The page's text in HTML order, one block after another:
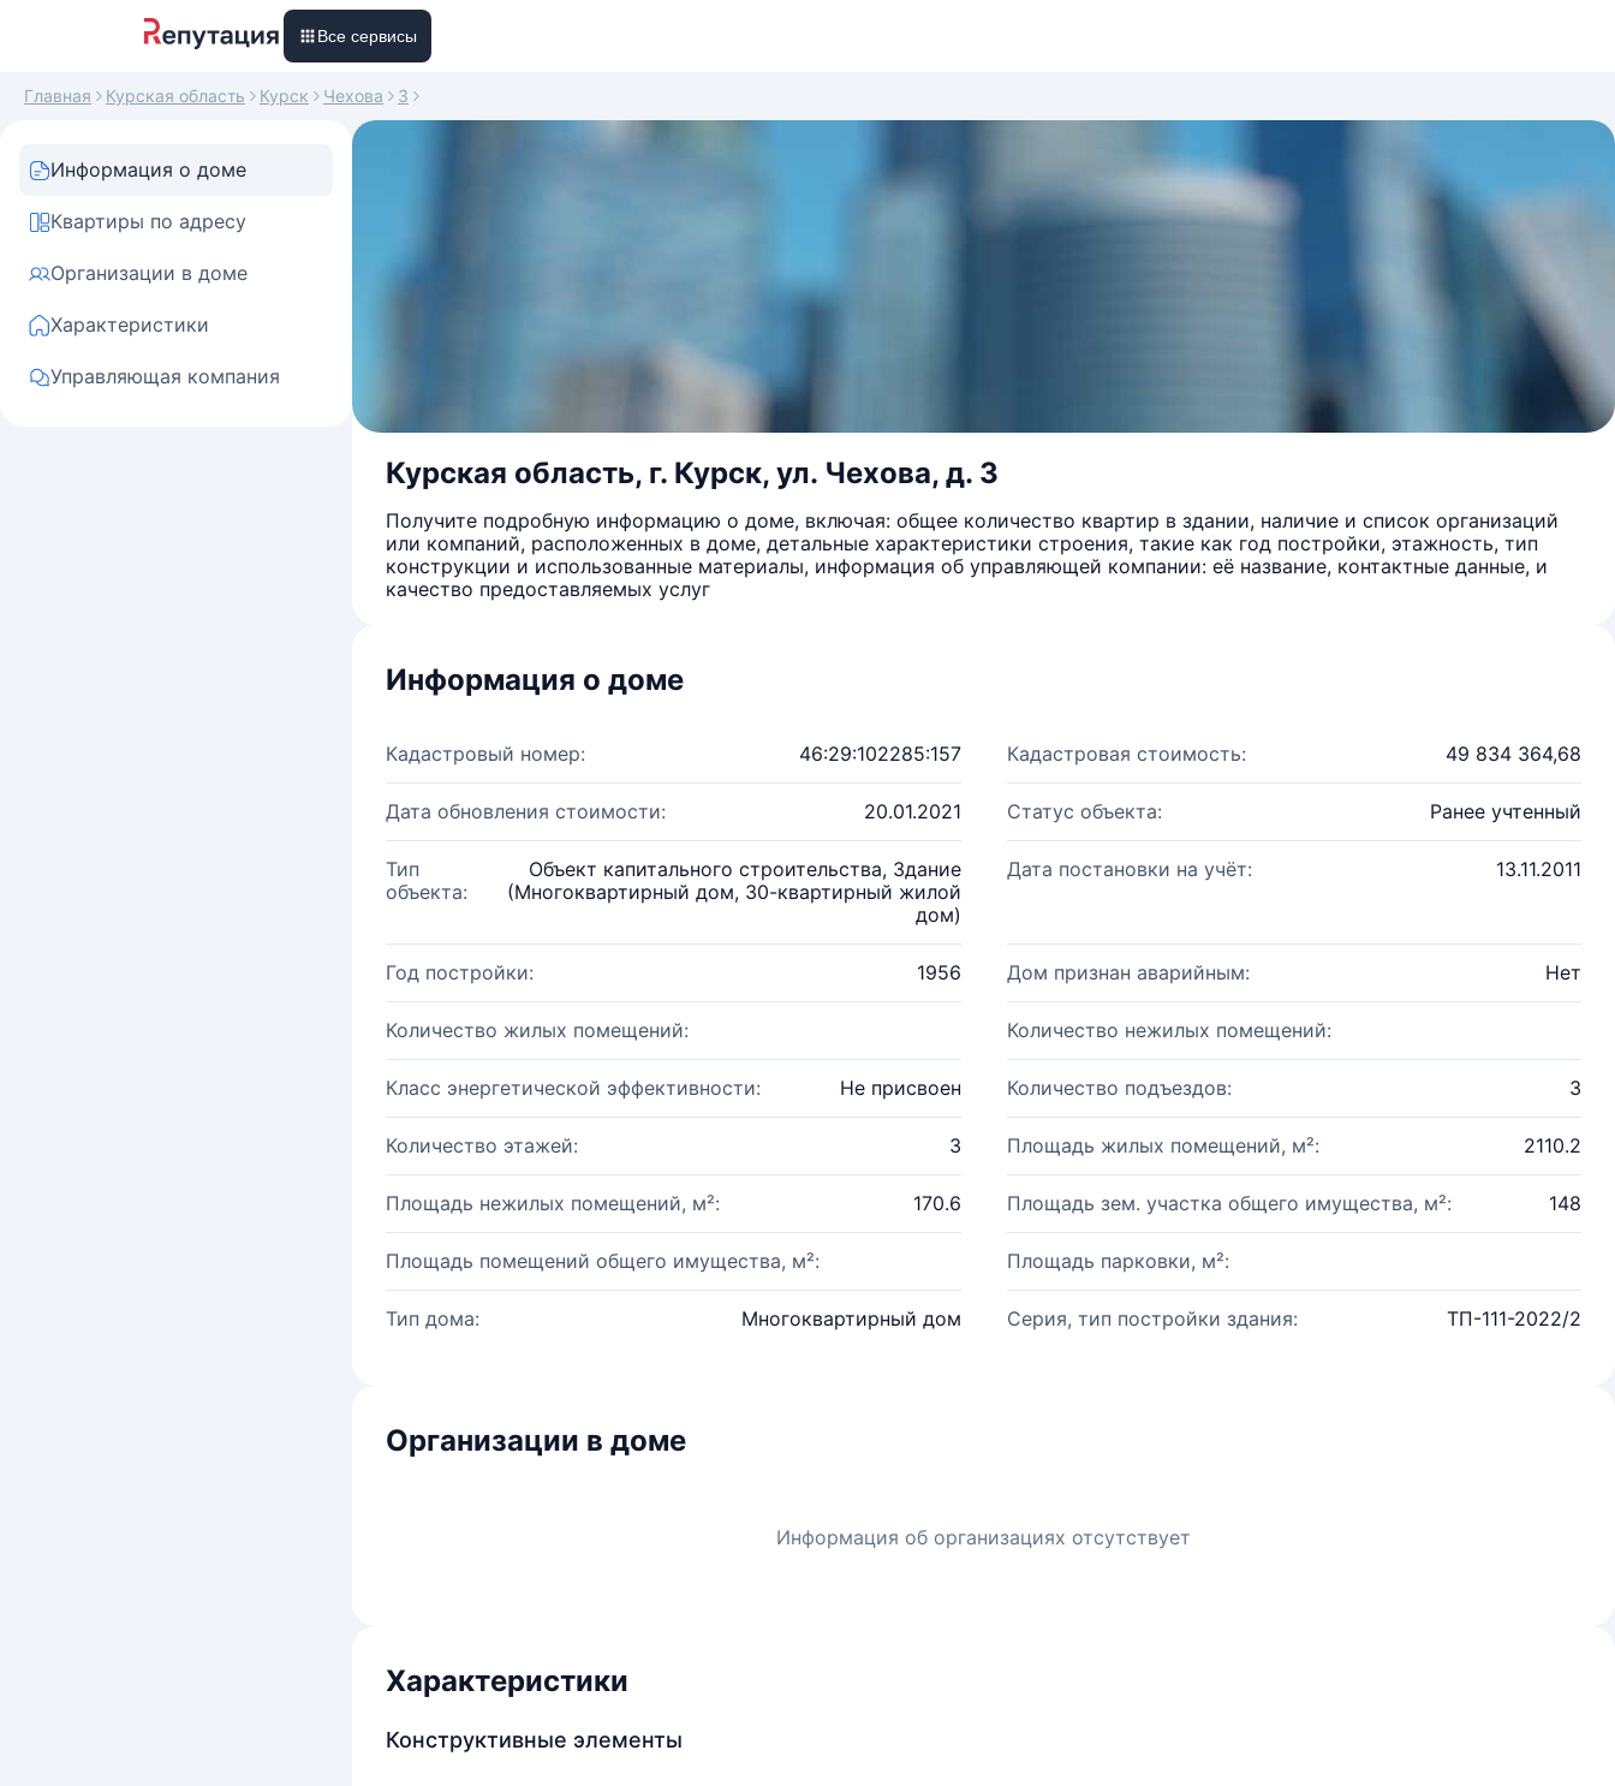
Все сервисы
Главная Курская область Курск Чехова 3
Информация о доме
Квартиры по адресу
Организации в доме
Характеристики
Управляющая компания
Курская область, г. Курск, ул. Чехова, д. 3
Получите подробную информацию о доме, включая: общее количество квартир в здании, наличие и список организаций
или компаний, расположенных в доме, детальные характеристики строения, такие как год постройки, этажность, тип
конструкции и использованные материалы, информация об управляющей компании: её название, контактные данные, и
качество предоставляемых услуг
Информация о доме
Кадастровый номер: 46:29:102285:157 Кадастровая стоимость: 49 834 364,68
Дата обновления стоимости: 20.01.2021 Статус объекта: Ранее учтенный
Тип
объекта:
Объект капитального строительства, Здание
(Многоквартирный дом, 30-квартирный жилой
дом)
Дата постановки на учёт: 13.11.2011
Год постройки: 1956 Дом признан аварийным: Нет
Количество жилых помещений: Количество нежилых помещений:
Класс энергетической эффективности: Не присвоен Количество подъездов: 3
Количество этажей: 3 Площадь жилых помещений, м²: 2110.2
Площадь нежилых помещений, м²: 170.6 Площадь зем. участка общего имущества, м²: 148
Площадь помещений общего имущества, м²: Площадь парковки, м²:
Тип дома: Многоквартирный дом Серия, тип постройки здания: ТП-111-2022/2
Организации в доме
Информация об организациях отсутствует
Характеристики
Конструктивные элементы